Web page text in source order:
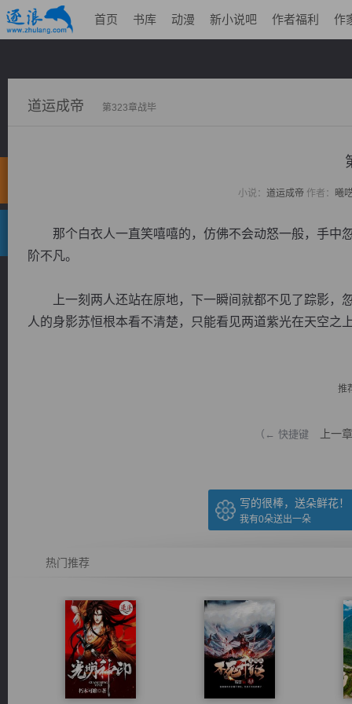
首页 书库 动漫 新小说吧 作者福利 作
道运成帝 第323章战毕
小说： 道运成帝 作者： 曦
那个白衣人一直笑嘻嘻的，仿佛不会动怒一般，手中
阶不凡。
上一刻两人还站在原地，下一瞬间就都不见了踪影，
人的身影苏恒根本看不清楚，只能看见两道紫光在天空之
推
（← 快捷键 上一章
写的很棒，送朵鲜花！
我有0朵送出一朵
热门推荐